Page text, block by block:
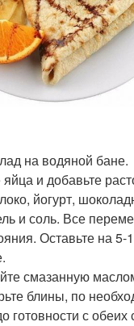
на водяной бане.
и добавьте
йогурт,
и соль. Все
Оставьте на 5-
смазанную
блины, по
готовности с обеих